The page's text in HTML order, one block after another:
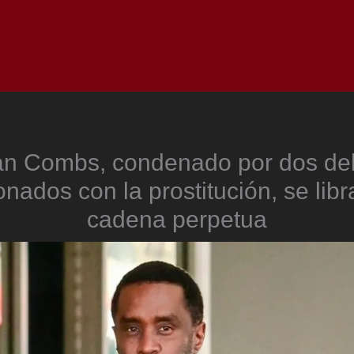
Combs, condenado por dos
con la prostitución, se
cadena perpetua